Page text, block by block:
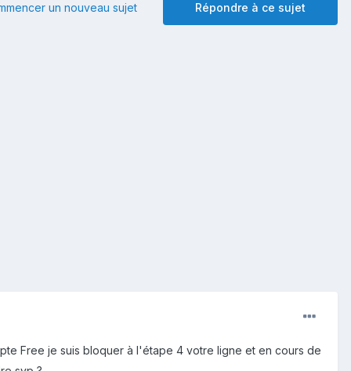
Répondre à ce sujet
un nouveau sujet
Free je suis bloquer à l'étape 4 votre ligne et en cours de